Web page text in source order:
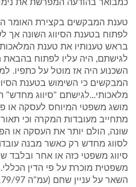
כמבואר בהודעה המפרשת את
טענת המבקשים בקצירת האומר
לפתוח בטענת הסיווג השונה אך
בראש טענותיו את טענת
לגישתם, היה עליו לפתוח
השכנוע היה אז מוטל על כתפיו.
המבקשים כי השימוש בטענת
מלאכותי...לגישתם "סיווג מחדש"
מושג משפטי המיוחס לעסקה או
מתחייב מעובדות המקרה וכי
שונה, הולם יותר את העסקה או
לסווג מחדש רק כאשר מבנה
סיווג משפטי כזה או אחר ובלבד
משפטית מוכרת על פי הדין